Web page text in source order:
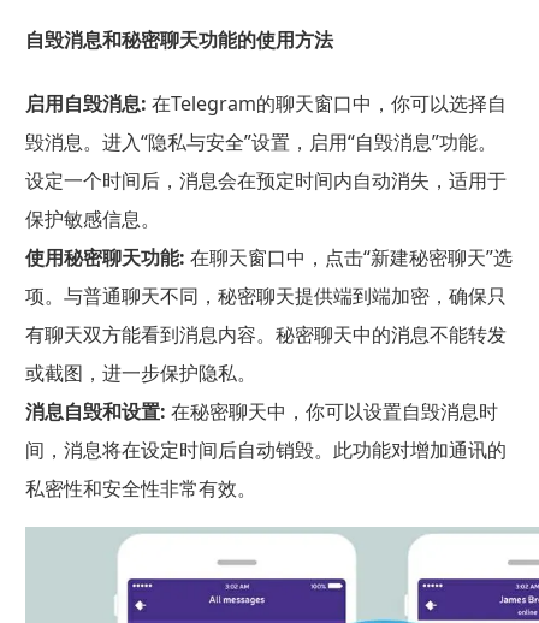
自毁消息和秘密聊天功能的使用方法
启用自毁消息: 在Telegram的聊天窗口中，你可以选择自
毁消息。进入“隐私与安全”设置，启用“自毁消息”功能。
设定一个时间后，消息会在预定时间内自动消失，适用于
保护敏感信息。
使用秘密聊天功能: 在聊天窗口中，点击“新建秘密聊天”选
项。与普通聊天不同，秘密聊天提供端到端加密，确保只
有聊天双方能看到消息内容。秘密聊天中的消息不能转发
或截图，进一步保护隐私。
消息自毁和设置: 在秘密聊天中，你可以设置自毁消息时
间，消息将在设定时间后自动销毁。此功能对增加通讯的
私密性和安全性非常有效。